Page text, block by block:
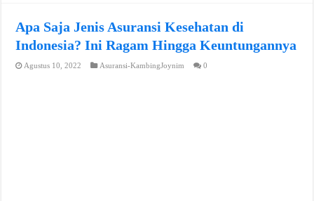
Apa Saja Jenis Asuransi Kesehatan di
Indonesia? Ini Ragam Hingga Keuntungannya
Agustus 10, 2022 Asuransi-KambingJoynim 0